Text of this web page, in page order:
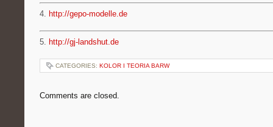
4. http://gepo-modelle.de
5. http://gj-landshut.de
CATEGORIES: KOLOR I TEORIA BARW
Comments are closed.